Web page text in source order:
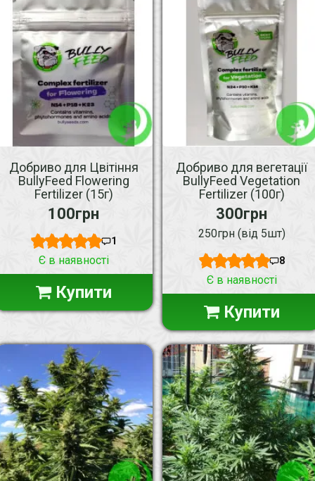
Добриво для Цвітіння
BullyFeed Flowering
Fertilizer (15г)
100грн
1
Є в наявності
Купити
Добриво для вегетації
BullyFeed Vegetation
Fertilizer (100г)
300грн
250грн (від 5шт)
8
Є в наявності
Купити